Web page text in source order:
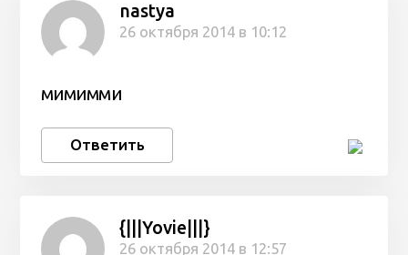
nastya
26 октября 2014 в 10:12
мимимми
Ответить
{|||Yovie|||}
26 октября 2014 в 12:57